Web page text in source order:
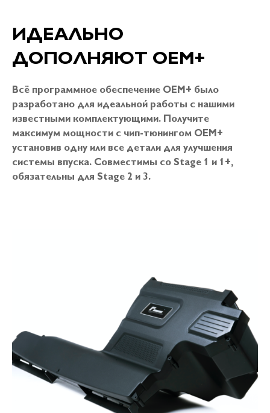
ИДЕАЛЬНО
ДОПОЛНЯЮТ OEM+
Всё программное обеспечение OEM+ было
разработано для идеальной работы с нашими
известными комплектующими. Получите
максимум мощности с чип-тюнингом OEM+
установив одну или все детали для улучшения
системы впуска. Совместимы со Stage 1 и 1+,
обязательны для Stage 2 и 3.